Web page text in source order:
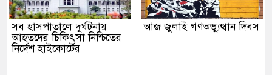
সব হাসপাতালে দুর্ঘটনায়
আহতদের চিকিৎসা নিশ্চিতের
নির্দেশ হাইকোর্টের
আজ জুলাই গণঅভ্যুত্থান দিবস